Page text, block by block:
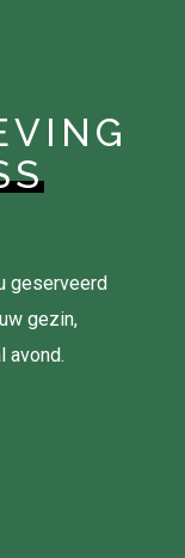
geserveerd
gezin,
avond.